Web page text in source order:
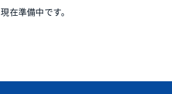
現在準備中です。